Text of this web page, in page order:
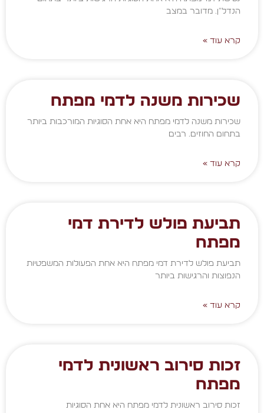
הנדל"ן. מדובר במצב
קרא עוד »
שכירות משנה לדמי מפתח
שכירות משנה לדמי מפתח היא אחת הסוגיות המורכבות ביותר
בתחום החוזים. רבים
קרא עוד »
תביעת פולש לדירת דמי
מפתח
תביעת פולש לדירת דמי מפתח היא אחת הפעולות המשפטיות
הנפוצות והרגישות ביותר
קרא עוד »
זכות סירוב ראשונית לדמי
מפתח
זכות סירוב ראשונית לדמי מפתח היא אחת הסוגיות